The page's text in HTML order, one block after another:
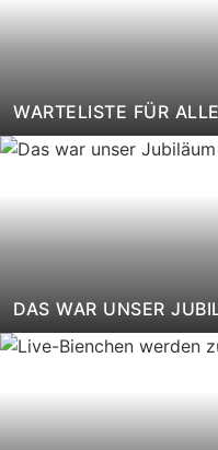
WARTELISTE FÜR
DAS WAR UNSER